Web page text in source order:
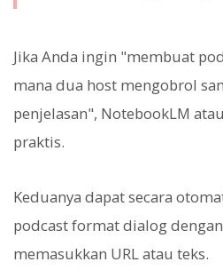
Jika Anda ingin "membuat
mana dua host mengobrol
penjelasan", NotebookLM
praktis.
Keduanya dapat secara
podcast format dialog
memasukkan URL atau teks.